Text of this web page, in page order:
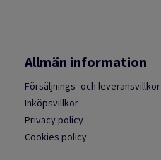
Allmän information
Försäljnings- och leveransvillkor
Inköpsvillkor
Privacy policy
Cookies policy